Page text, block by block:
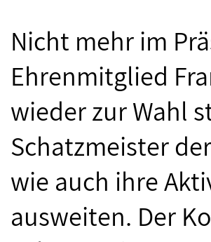
Nicht mehr im
Ehrenmitglied
wieder zur Wahl
Schatzmeister
wie auch ihre
ausweiten. Der